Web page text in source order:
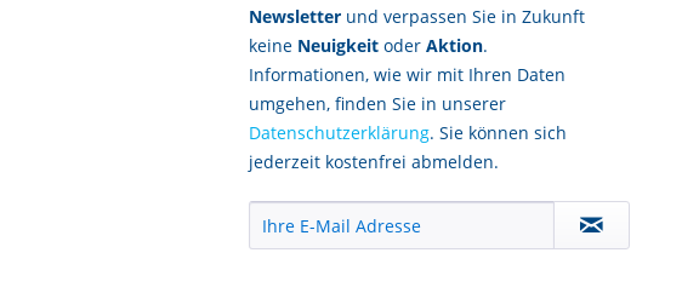
Newsletter und verpassen Sie in Zukunft
keine Neuigkeit oder Aktion.
Informationen, wie wir mit Ihren Daten
umgehen, finden Sie in unserer
Datenschutzerklärung. Sie können sich
jederzeit kostenfrei abmelden.